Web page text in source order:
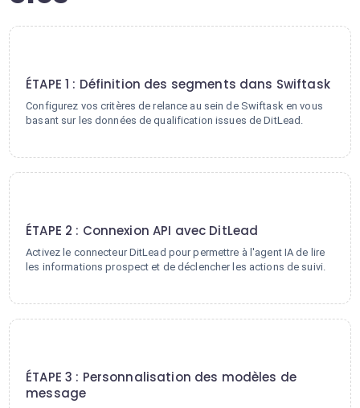
ÉTAPE 1 : Définition des segments dans Swiftask
Configurez vos critères de relance au sein de Swiftask en vous
basant sur les données de qualification issues de DitLead.
ÉTAPE 2 : Connexion API avec DitLead
Activez le connecteur DitLead pour permettre à l'agent IA de lire
les informations prospect et de déclencher les actions de suivi.
ÉTAPE 3 : Personnalisation des modèles de
message